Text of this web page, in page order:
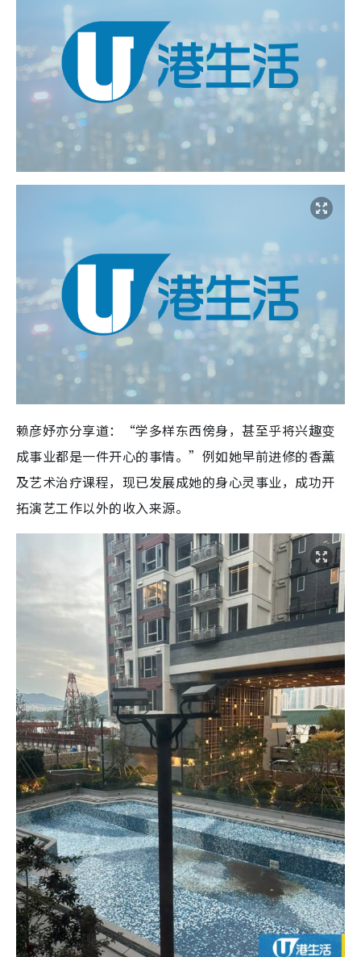
赖彦妤亦分享道：“学多样东西傍身，甚至乎将兴趣变
成事业都是一件开心的事情。”例如她早前进修的香薰
及艺术治疗课程，现已发展成她的身心灵事业，成功开
拓演艺工作以外的收入来源。